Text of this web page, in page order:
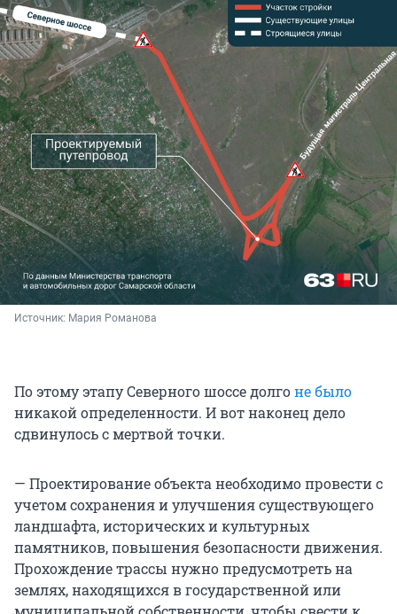
Источник: Мария Романова
По этому этапу Северного шоссе долгоне было
никакой определенности. И вот наконец дело
сдвинулось с мертвой точки.
— Проектирование объекта необходимо провести с
учетом сохранения и улучшения существующего
ландшафта, исторических и культурных
памятников, повышения безопасности движения.
Прохождение трассы нужно предусмотреть на
землях, находящихся в государственной или